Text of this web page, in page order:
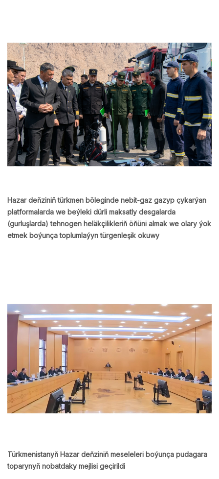
Hazar deňziniň türkmen böleginde nebit-gaz gazyp çykarýan
platformalarda we beýleki dürli maksatly desgalarda
(gurluşlarda) tehnogen heläkçilikleriň öňüni almak we olary ýok
etmek boýunça toplumlaýyn türgenleşik okuwy
Türkmenistanyň Hazar deňziniň meseleleri boýunça pudagara
toparynyň nobatdaky mejlisi geçirildi